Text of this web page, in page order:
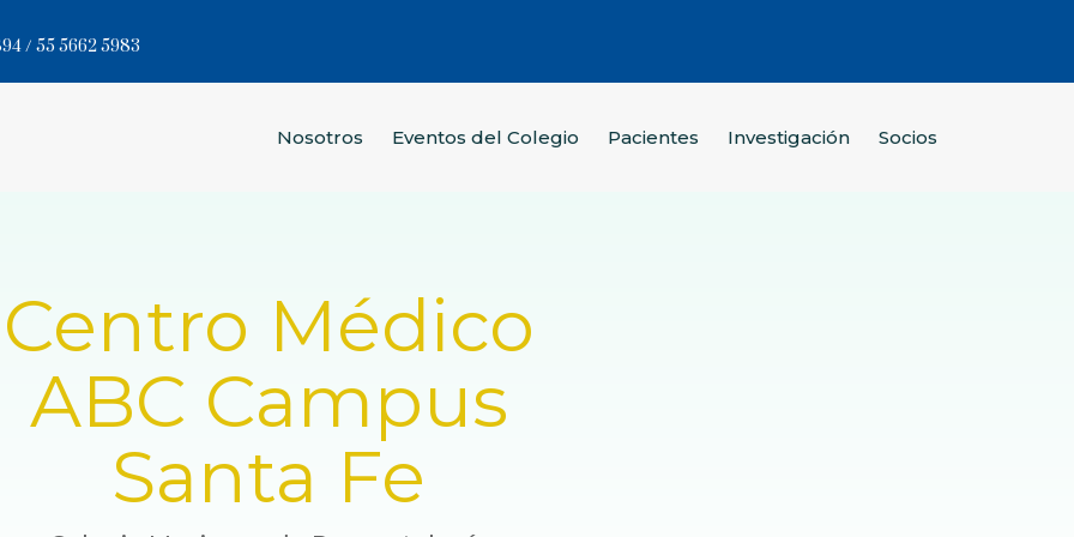
/ 55 5662 5983
Nosotros Eventos del Colegio Pacientes Investigación Socios
Centro Médico
ABC Campus
Santa Fe